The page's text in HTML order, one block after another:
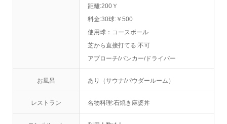
距離:200Ｙ
料金:30球:￥500
使用球：コースボール
芝から直接打てる:不可
アプローチ/バンカー/ドライバー
お風呂 あり（サウナ/パウダールーム）
レストラン 名物料理:石焼き麻婆丼